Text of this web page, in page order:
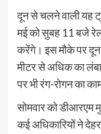
दून से चलने वाली यह
मई को सुबह 11 बजे
करेंगे। इस मौके पर दून
मीटर से अधिक का
पर भी रंग-रोगन का
सोमवार को
कई अधिकारियों ने